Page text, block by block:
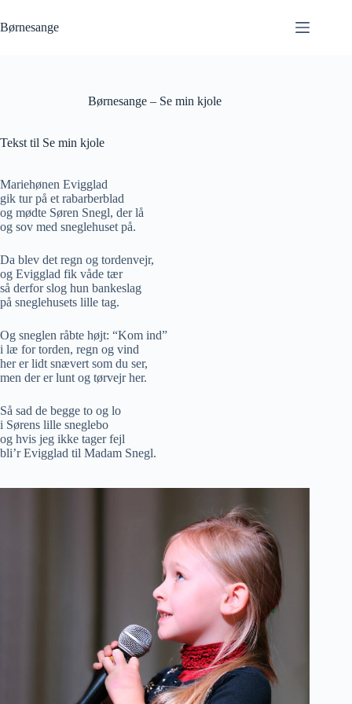
til
indhold
Børnesange
Børnesange – Se min kjole
Tekst til Se min kjole
Mariehønen Evigglad
gik tur på et rabarberblad
og mødte Søren Snegl, der lå
og sov med sneglehuset på.
Da blev det regn og tordenvejr,
og Evigglad fik våde tær
så derfor slog hun bankeslag
på sneglehusets lille tag.
Og sneglen råbte højt: “Kom ind”
i læ for torden, regn og vind
her er lidt snævert som du ser,
men der er lunt og tørvejr her.
Så sad de begge to og lo
i Sørens lille sneglebo
og hvis jeg ikke tager fejl
bli’r Evigglad til Madam Snegl.